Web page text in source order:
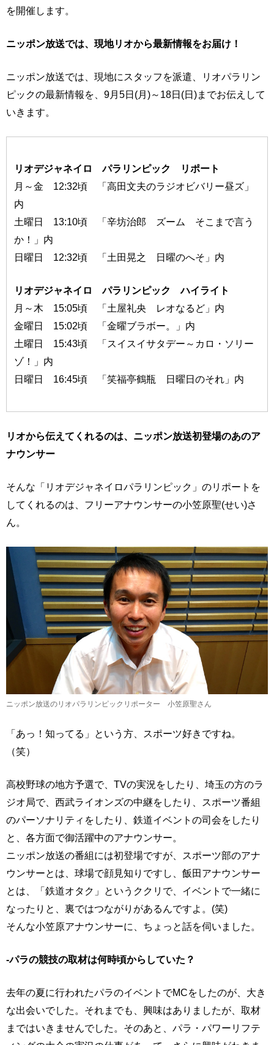
を開催します。
ニッポン放送では、現地リオから最新情報をお届け！
ニッポン放送では、現地にスタッフを派遣、リオパラリン
ピックの最新情報を、9月5日(月)～18日(日)までお伝えして
いきます。
リオデジャネイロ パラリンピック リポート
月～金 12:32頃 「高田文夫のラジオビバリー昼ズ」
内
土曜日 13:10頃 「辛坊治郎 ズーム そこまで言う
か！」内
日曜日 12:32頃 「土田晃之 日曜のへそ」内
リオデジャネイロ パラリンピック ハイライト
月～木 15:05頃 「土屋礼央 レオなるど」内
金曜日 15:02頃 「金曜ブラボー。」内
土曜日 15:43頃 「スイスイサタデー～カロ・ソリー
ゾ！」内
日曜日 16:45頃 「笑福亭鶴瓶 日曜日のそれ」内
リオから伝えてくれるのは、ニッポン放送初登場のあのア
ナウンサー
そんな「リオデジャネイロパラリンピック」のリポートを
してくれるのは、フリーアナウンサーの小笠原聖(せい)さ
ん。
ニッポン放送のリオパラリンピックリポーター 小笠原聖さん
「あっ！知ってる」という方、スポーツ好きですね。
（笑）
高校野球の地方予選で、TVの実況をしたり、埼玉の方のラ
ジオ局で、西武ライオンズの中継をしたり、スポーツ番組
のパーソナリティをしたり、鉄道イベントの司会をしたり
と、各方面で御活躍中のアナウンサー。
ニッポン放送の番組には初登場ですが、スポーツ部のアナ
ウンサーとは、球場で顔見知りですし、飯田アナウンサー
とは、「鉄道オタク」というククリで、イベントで一緒に
なったりと、裏ではつながりがあるんですよ。(笑)
そんな小笠原アナウンサーに、ちょっと話を伺いました。
-パラの競技の取材は何時頃からしていた？
去年の夏に行われたパラのイベントでMCをしたのが、大き
な出会いでした。それまでも、興味はありましたが、取材
まではいきませんでした。そのあと、パラ・パワーリフテ